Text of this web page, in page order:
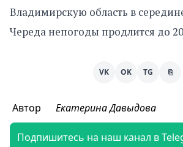
Владимирскую область в
Череда непогоды продлится до
VK OK TG ⎘
Автор Екатерина Давыдова
Подпишитесь на наш канал в